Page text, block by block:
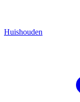
Huishouden